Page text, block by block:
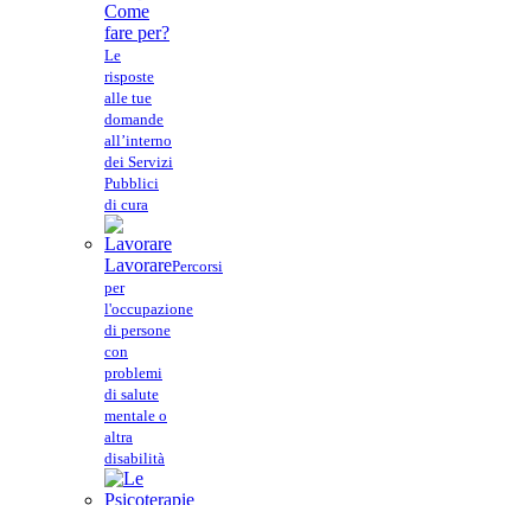
Come
fare per?
Le
risposte
alle tue
domande
all’interno
dei Servizi
Pubblici
di cura
LavorarePercorsi
per
l'occupazione
di persone
con
problemi
di salute
mentale o
altra
disabilità